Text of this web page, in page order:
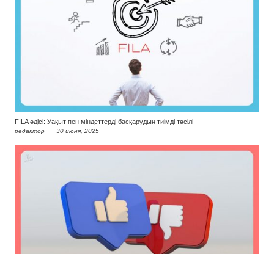
FILA әдісі: Уақыт пен міндеттерді басқарудың тиімді тәсілі
редактор 30 июня, 2025